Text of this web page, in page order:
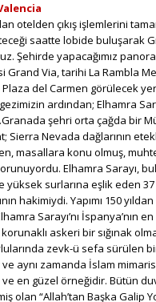
AYARLARINIZ
KVKK bilgilendirmemizi,çerez
inceleyebilirsiniz.
HER ZAMAN AKTIF
otelden çıkış işlemlerini
saatte lobide buluşarak
Şehirde yapacağımız
Grand Via, tarihi La Rambla
Plaza del Carmen görülecek
ardından; Elhamra
şehri orta çağda bir
Sierra Nevada dağlarının
masallara konu olmuş,
Elhamra Sarayı,
yüksek surlarına eşlik eden
hakimiydi. Yapımı 150
Sarayı’nı İspanya’nın
askeri bir sığınak
zevk-ü sefa sürülen
aynı zamanda İslam
en güzel örneğidir. Bütün
olan “Allah’tan Başka Galip